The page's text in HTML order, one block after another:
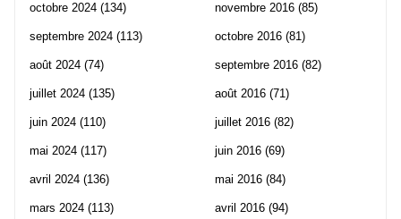
octobre 2024 (134)
septembre 2024 (113)
août 2024 (74)
juillet 2024 (135)
juin 2024 (110)
mai 2024 (117)
avril 2024 (136)
mars 2024 (113)
novembre 2016 (85)
octobre 2016 (81)
septembre 2016 (82)
août 2016 (71)
juillet 2016 (82)
juin 2016 (69)
mai 2016 (84)
avril 2016 (94)